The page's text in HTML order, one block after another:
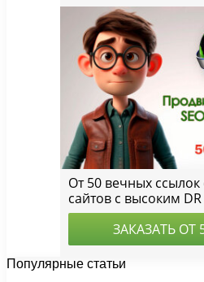
Популярные статьи